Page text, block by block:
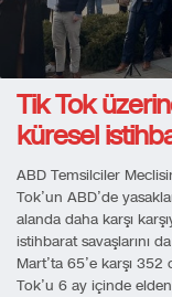
Tik Tok
küresel
ABD Temsilciler
Tok’un ABD’de
alanda daha karşı
istihbarat savaşlarını
Mart’ta 65’e karşı
Tok’u 6 ay içinde